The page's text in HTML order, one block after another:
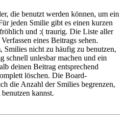
die benutzt werden können, um ein
jeden Smilie gibt es einen kurzen
und :( traurig. Die Liste aller
eines Beitrags sehen.
Smilies nicht zu häufig zu benutzen,
schnell unlesbar machen und ein
deinen Beitrag entsprechend
löschen. Die Board-
die Anzahl der Smilies begrenzen,
kannst.